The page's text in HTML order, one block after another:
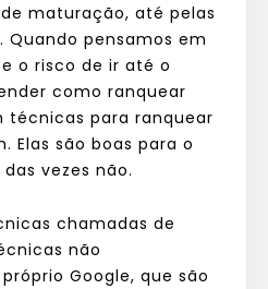
maturação, até pelas
pensamos em
o risco de ir até o
como ranquear
técnicas para ranquear
Elas são boas para o
vezes não.
chamadas de
não
Google, que são